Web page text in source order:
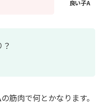
筋肉で何とかなります。